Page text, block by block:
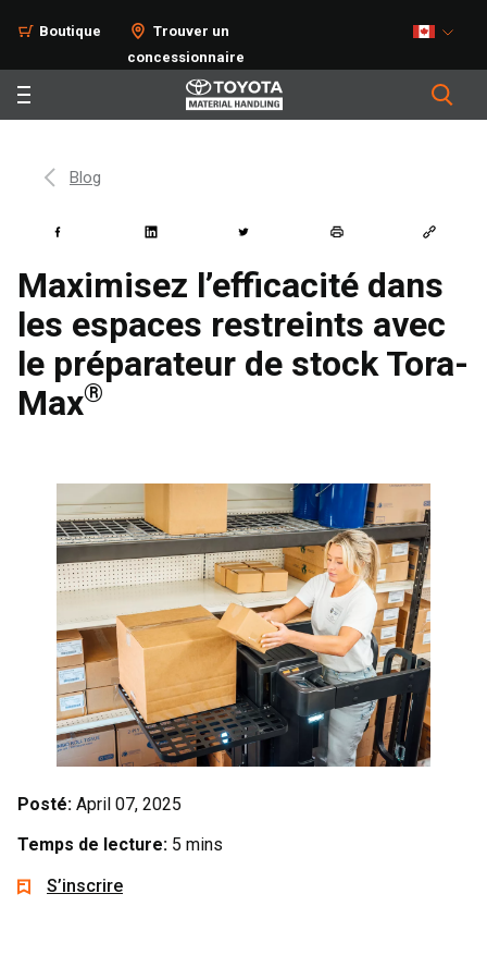
Boutique
Trouver un
concessionnaire
Blog
Maximisez l’efficacité dans
les espaces restreints avec
le préparateur de stock Tora-
Max®
Posté: April 07, 2025
Temps de lecture: 5 mins
S’inscrire